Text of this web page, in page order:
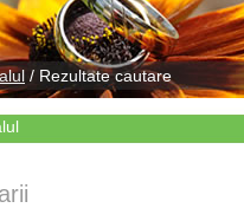
/ Rezultate cautare